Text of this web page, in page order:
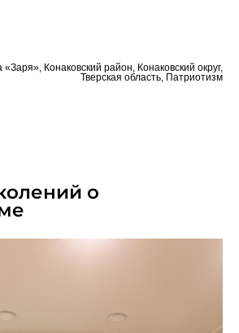
«Заря», Конаковский район, Конаковский округ,
Тверская область, Патриотизм
о